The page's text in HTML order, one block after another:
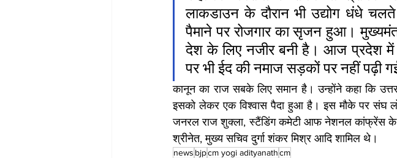
लाकडाउन के दौरान भी उद्योग धंधे
पैमाने पर रोजगार का सृजन हुआ।
देश के लिए नजीर बनी है। आज प्रदेश में
पर भी ईद की नमाज सड़कों पर नहीं पढ़ी
कानून का राज सबके लिए समान है। उन्होंने कहा कि
इसको लेकर एक विश्वास पैदा हुआ है। इस मौके पर संघ
जनरल राज शुक्ला, स्टैंडिंग कमेटी आफ नेशनल कांफ्रेंस के
श्रीनेत, मुख्य सचिव दुर्गा शंकर मिश्र आदि शामिल थे।
news bjpcm yogi adityanathcm